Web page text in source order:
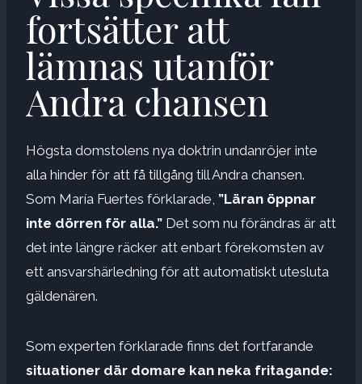
fortsätter att
lämnas utanför
Andra chansen
Högsta domstolens nya doktrin undanröjer inte
alla hinder för att få tillgång till Andra chansen.
Som María Fuertes förklarade, ”Läran öppnar
inte dörren för alla.” Det som nu förändras är att
det inte längre räcker att enbart förekomsten av
ett ansvarshärledning för att automatiskt utesluta
gäldenären.
Som experten förklarade finns det fortfarande
situationer där domare kan neka fritagande: